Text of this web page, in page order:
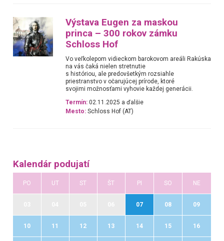
Výstava Eugen za maskou
princa – 300 rokov zámku
Schloss Hof
Vo veľkolepom vidieckom barokovom areáli Rakúska
na vás čaká nielen stretnutie
s históriou, ale predovšetkým rozsiahle
priestranstvo v očarujúcej prírode, ktoré
svojimi možnosťami vyhovie každej generácii.
Termín: 02.11.2025 a ďalšie
Mesto: Schloss Hof (AT)
Kalendár podujatí
PO UT ST ŠT PI SO NE
07 08 09
10 11 12 13 14 15 16